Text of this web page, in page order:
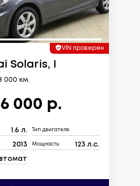
VIN проверен
Solaris, I
000 км.
000 р.
1.6 л. Тип двигателя:
2013 Мощность: 123 л.с.